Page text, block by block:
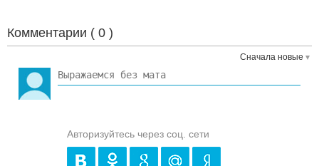
Комментарии ( 0 )
Сначала новые
Авторизуйтесь через соц. сети